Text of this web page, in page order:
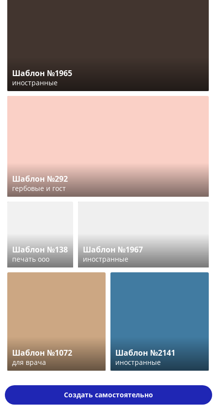
Шаблон №1965
иностранные
Шаблон №292
гербовые и гост
Шаблон №138
печать ооо
Шаблон №1967
иностранные
Шаблон №1072
для врача
Шаблон №2141
иностранные
Создать самостоятельно